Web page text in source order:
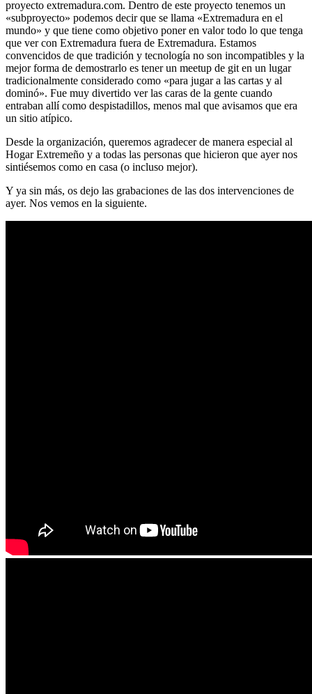
proyecto extremadura.com. Dentro de este proyecto tenemos un
«subproyecto» podemos decir que se llama «Extremadura en el
mundo» y que tiene como objetivo poner en valor todo lo que tenga
que ver con Extremadura fuera de Extremadura. Estamos
convencidos de que tradición y tecnología no son incompatibles y la
mejor forma de demostrarlo es tener un meetup de git en un lugar
tradicionalmente considerado como «para jugar a las cartas y al
dominó». Fue muy divertido ver las caras de la gente cuando
entraban allí como despistadillos, menos mal que avisamos que era
un sitio atípico.
Desde la organización, queremos agradecer de manera especial al
Hogar Extremeño y a todas las personas que hicieron que ayer nos
sintiésemos como en casa (o incluso mejor).
Y ya sin más, os dejo las grabaciones de las dos intervenciones de
ayer. Nos vemos en la siguiente.